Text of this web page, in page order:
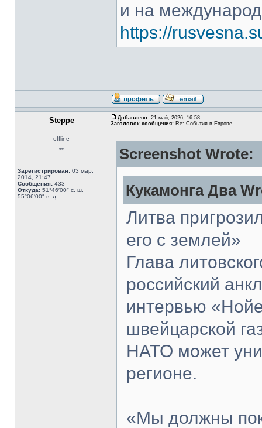
и на
https://
Steppe Добавлено: 21 май, 2026, 16:58
Заголовок сообщения: Re: События в Европе
offline
**
Зарегистрирован: 03 мар,
2014, 21:47
Сообщения: 433
Откуда: 51°46′00″ с. ш.
55°06′00″ в. д
Screenshot Wrote:
Кукамонга Два
Литва
его с землей»
Глава
российский
интервью
швейцарской
НАТО может
регионе.
«Мы должны